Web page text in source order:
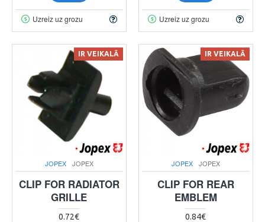
Uzreiz uz grozu Uzreiz uz grozu
IR VEIKALĀ
JOPEX JOPEX
CLIP FOR RADIATOR
GRILLE
0.72€
IR VEIKALĀ
JOPEX JOPEX
CLIP FOR REAR
EMBLEM
0.84€